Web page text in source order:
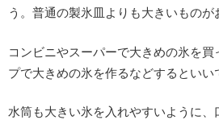
う。普通の製氷皿よりも大きいものが
コンビニやスーパーで大きめの氷を
プで大きめの氷を作るなどするといい
水筒も大きい氷を入れやすいように